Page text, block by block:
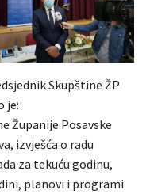
Skupštine ŽP
je:
Županije Posavske
izvješća o radu
za tekuću godinu,
planovi i programi